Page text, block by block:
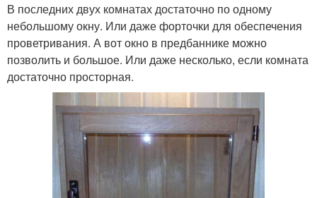
В последних двух комнатах достаточно по одному
небольшому окну. Или даже форточки для обеспечения
проветривания. А вот окно в предбаннике можно
позволить и большое. Или даже несколько, если комната
достаточно просторная.